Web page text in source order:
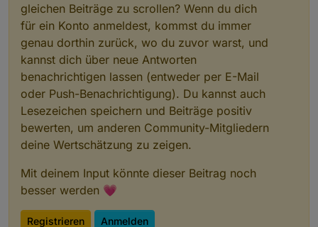
gleichen Beiträge zu scrollen? Wenn du dich
für ein Konto anmeldest, kommst du immer
genau dorthin zurück, wo du zuvor warst, und
kannst dich über neue Antworten
benachrichtigen lassen (entweder per E-Mail
oder Push-Benachrichtigung). Du kannst auch
Lesezeichen speichern und Beiträge positiv
bewerten, um anderen Community-Mitgliedern
deine Wertschätzung zu zeigen.
Mit deinem Input könnte dieser Beitrag noch
besser werden 💗
Registrieren Anmelden